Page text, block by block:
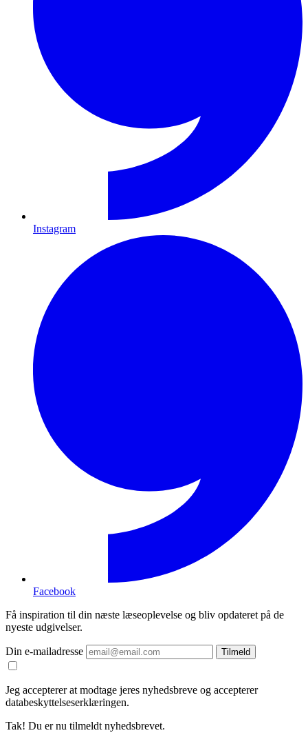
Instagram
Facebook
Få inspiration til din næste læseoplevelse og bliv opdateret på de
nyeste udgivelser.
Din e-mailadresse Tilmeld
Jeg accepterer at modtage jeres nyhedsbreve og accepterer
databeskyttelseserklæringen.
Tak! Du er nu tilmeldt nyhedsbrevet.